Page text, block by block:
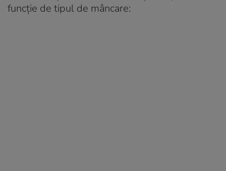
funcție de tipul de mâncare: